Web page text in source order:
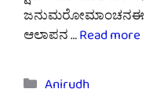
ಜನುಮರೋಮಾಂಚನಈ
ಆಲಾಪನ …Read more
Categories
Anirudh